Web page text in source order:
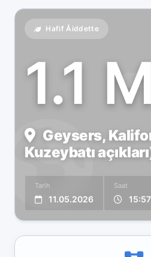
Hafif Åiddette
1.1
Geysers,
Kuzeybatı
Tarih
11.05.2026
Saat